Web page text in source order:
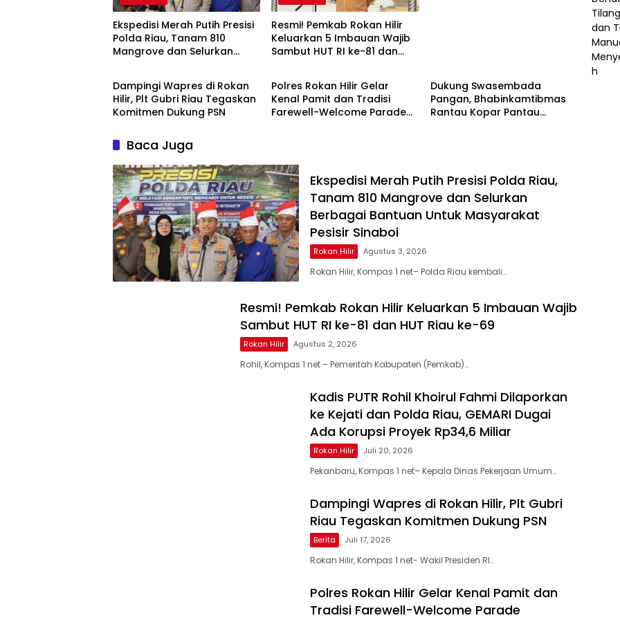
Ekspedisi Merah Putih Presisi
Polda Riau, Tanam 810
Mangrove dan Selurkan
Resmi! Pemkab Rokan Hilir
Keluarkan 5 Imbauan Wajib
Sambut HUT RI ke-81 dan
Berita
Dampingi Wapres di Rokan
Hilir, Plt Gubri Riau Tegaskan
Komitmen Dukung PSN
Berita
Polres Rokan Hilir Gelar
Kenal Pamit dan Tradisi
Farewell-Welcome Parade
Dukung Swasembada
Pangan, Bhabinkamtibmas
Rantau Kopar Pantau
Baca Juga
Ekspedisi Merah Putih Presisi Polda Riau,
Tanam 810 Mangrove dan Selurkan
Berbagai Bantuan Untuk Masyarakat
Pesisir Sinaboi
Rokan Hilir Agustus 3, 2026
Rokan Hilir, Kompas 1 net– Polda Riau kembali…
Resmi! Pemkab Rokan Hilir Keluarkan 5 Imbauan Wajib
Sambut HUT RI ke-81 dan HUT Riau ke-69
Rokan Hilir Agustus 2, 2026
Rohil, Kompas 1 net – Pemeritah Kabupaten (Pemkab)…
Kadis PUTR Rohil Khoirul Fahmi Dilaporkan
ke Kejati dan Polda Riau, GEMARI Dugai
Ada Korupsi Proyek Rp34,6 Miliar
Rokan Hilir Juli 20, 2026
Pekanbaru, Kompas 1 net– Kepala Dinas Pekerjaan Umum…
Dampingi Wapres di Rokan Hilir, Plt Gubri
Riau Tegaskan Komitmen Dukung PSN
Berita Juli 17, 2026
Rokan Hilir, Kompas 1 net- Wakil Presiden RI…
Polres Rokan Hilir Gelar Kenal Pamit dan
Tradisi Farewell-Welcome Parade